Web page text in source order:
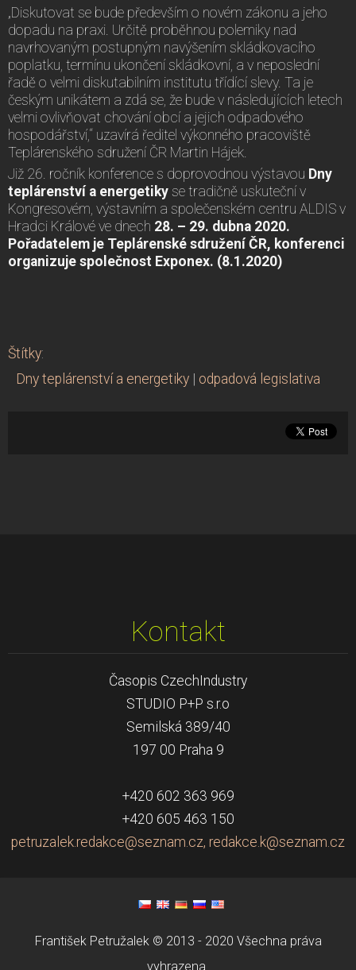
„Diskutovat se bude především o novém zákonu a jeho
dopadu na praxi. Určitě proběhnou polemiky nad
navrhovaným postupným navýšením skládkovacího
poplatku, termínu ukončení skládkovní, a v neposlední
řadě o velmi diskutabilním institutu třídící slevy. Ta je
českým unikátem a zdá se, že bude v následujících letech
velmi ovlivňovat chování obcí a jejich odpadového
hospodářství,“ uzavírá ředitel výkonného pracoviště
Teplárenského sdružení ČR Martin Hájek.
Již 26. ročník konference s doprovodnou výstavou Dny
teplárenství a energetiky se tradičně uskuteční v
Kongresovém, výstavním a společenském centru ALDIS v
Hradci Králové ve dnech 28. – 29. dubna 2020.
Pořadatelem je Teplárenské sdružení ČR, konferenci
organizuje společnost Exponex. (8.1.2020)
Štítky:
Dny teplárenství a energetiky | odpadová legislativa
Kontakt
Časopis CzechIndustry
STUDIO P+P s.r.o
Semilská 389/40
197 00 Praha 9
+420 602 363 969
+420 605 463 150
petruzalek.redakce@seznam.cz, redakce.k@seznam.cz
František Petružalek © 2013 - 2020 Všechna práva
vyhrazena.